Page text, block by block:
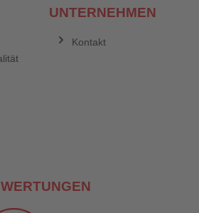
UNTERNEHMEN
Kontakt